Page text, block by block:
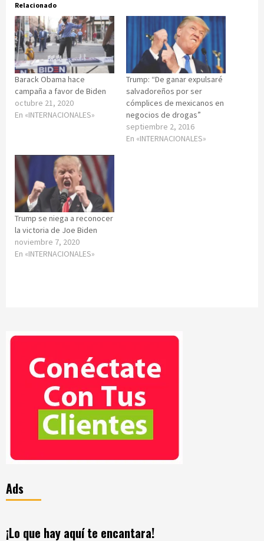
Relacionado
Barack Obama hace
campaña a favor de Biden
octubre 21, 2020
En «INTERNACIONALES»
Trump: “De ganar expulsaré
salvadoreños por ser
cómplices de mexicanos en
negocios de drogas”
septiembre 2, 2016
En «INTERNACIONALES»
Trump se niega a reconocer
la victoria de Joe Biden
noviembre 7, 2020
En «INTERNACIONALES»
Ads
¡Lo que hay aquí te encantara!